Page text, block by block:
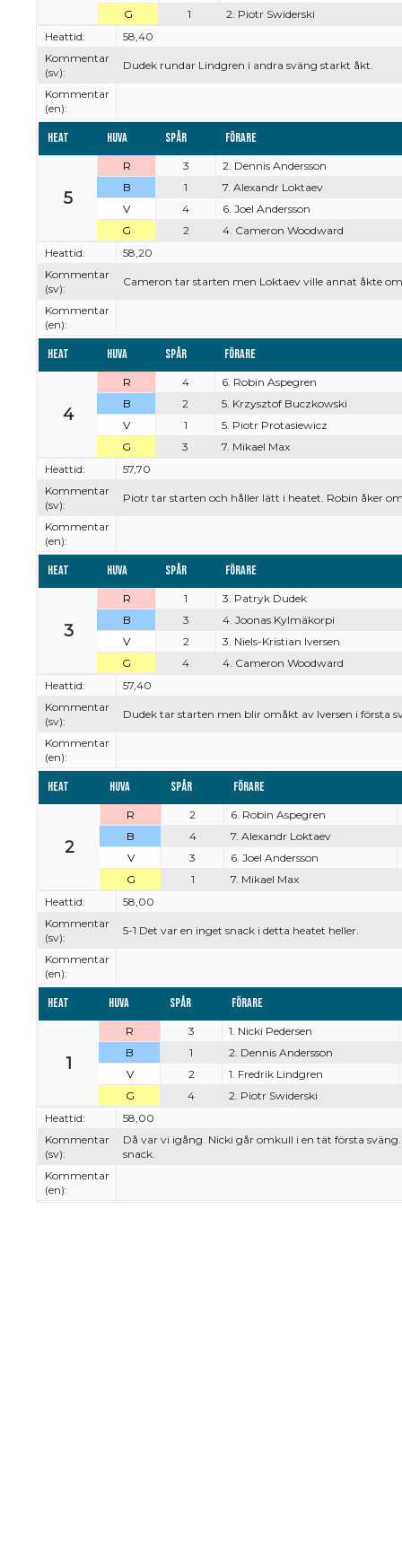
G 1
2. Piotr Swiderski
Heattid:
58,40
Kommentar
(sv):
Dudek rundar Lindgren i andra sväng starkt åkt.
Kommentar
(en):
Heat Huva Spår Förare
5
R 3
2. Dennis Andersson
B
1
7. Alexandr Loktaev
V
4
6. Joel Andersson
G
2
4. Cameron Woodward
Heattid:
58,20
Kommentar
(sv):
Cameron tar starten men Loktaev ville annat åkte
Kommentar
(en):
Heat Huva Spår Förare
4
R 4
6. Robin Aspegren
B
2
5. Krzysztof Buczkowski
V
1
5. Piotr Protasiewicz
G
3
7. Mikael Max
Heattid:
57,70
Kommentar
(sv):
Piotr tar starten och håller lätt i heatet. Robin åker
Kommentar
(en):
Heat Huva Spår Förare
3
R 1
3. Patryk Dudek
B
3
4. Joonas Kylmäkorpi
V
2
3. Niels-Kristian Iversen
G
4
4. Cameron Woodward
Heattid:
57,40
Kommentar
(sv):
Dudek tar starten men blir omåkt av Iversen i första
Kommentar
(en):
Heat Huva Spår Förare
2
R 2
6. Robin Aspegren
B
4
7. Alexandr Loktaev
V
3
6. Joel Andersson
G
1
7. Mikael Max
Heattid:
58,00
Kommentar
(sv):
5-1 Det var en inget snack i detta heatet heller.
Kommentar
(en):
Heat Huva Spår Förare
1
R 3
1. Nicki Pedersen
B
1
2. Dennis Andersson
V
2
1. Fredrik Lindgren
G
4
2. Piotr Swiderski
Heattid:
58,00
Kommentar
(sv):
Då var vi igång. Nicki går omkull i en tät första
snack.
Kommentar
(en):